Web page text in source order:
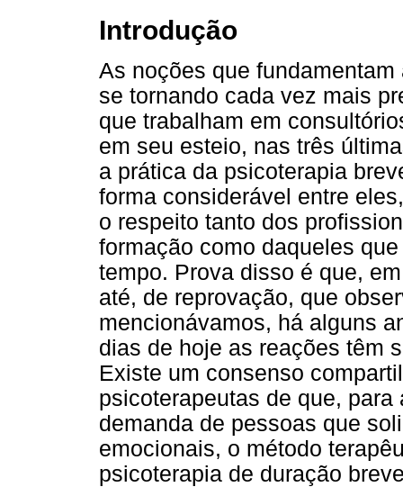
Introdução
As noções que
se tornando cada vez mais
que trabalham em
em seu esteio, nas três
a prática da psicoterapia
forma considerável entre
o respeito tanto dos
formação como daqueles
tempo. Prova disso é que,
até, de reprovação, que
mencionávamos, há alguns
dias de hoje as reações têm
Existe um consenso
psicoterapeutas de que,
demanda de pessoas que
emocionais, o método
psicoterapia de duração